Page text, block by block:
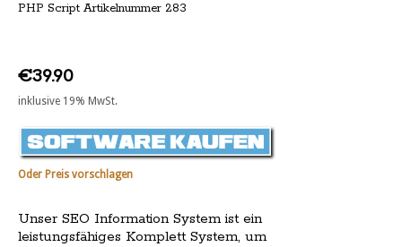
PHP Script Artikelnummer 283
€39.90
inklusive 19% MwSt.
Oder Preis vorschlagen
Unser SEO Information System ist ein
leistungsfähiges Komplett System, um